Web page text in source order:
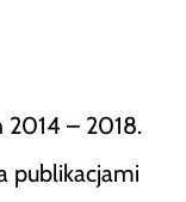
2014 – 2018.
publikacjami